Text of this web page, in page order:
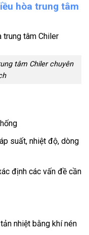
hòa trung tâm
tâm Chiler chuyên
suất, nhiệt độ, dòng
định các vấn đề cần
nhiệt bằng khí nén